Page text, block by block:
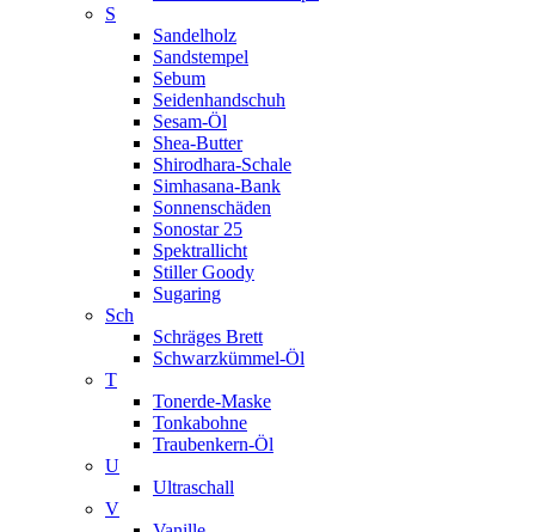
S
Sandelholz
Sandstempel
Sebum
Seidenhandschuh
Sesam-Öl
Shea-Butter
Shirodhara-Schale
Simhasana-Bank
Sonnenschäden
Sonostar 25
Spektrallicht
Stiller Goody
Sugaring
Sch
Schräges Brett
Schwarzkümmel-Öl
T
Tonerde-Maske
Tonkabohne
Traubenkern-Öl
U
Ultraschall
V